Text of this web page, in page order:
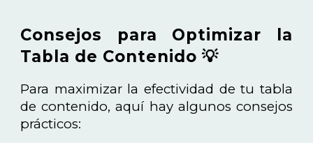
Consejos para Optimizar la
Tabla de Contenido 💡
Para maximizar la efectividad de tu tabla
de contenido, aquí hay algunos consejos
prácticos: